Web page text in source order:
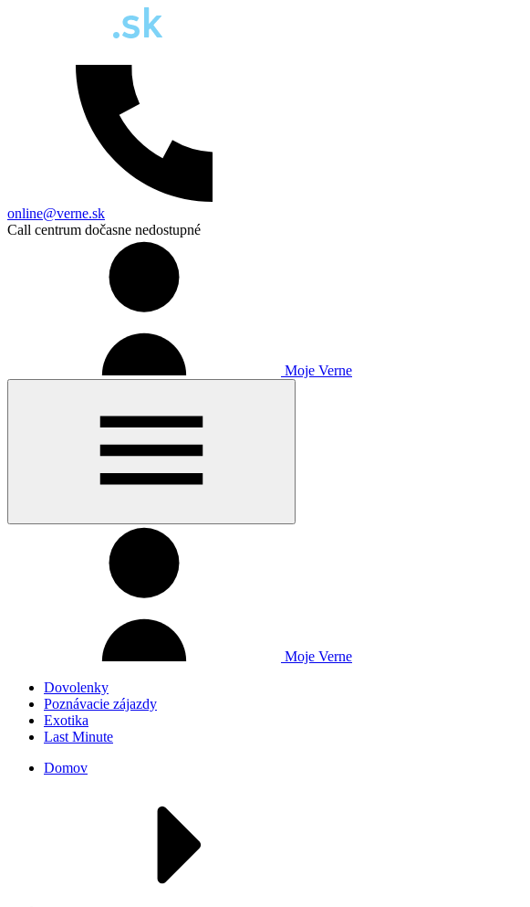
online@verne.sk
Call centrum dočasne nedostupné
Moje Verne
Moje Verne
Dovolenky
Poznávacie zájazdy
Exotika
Last Minute
Domov